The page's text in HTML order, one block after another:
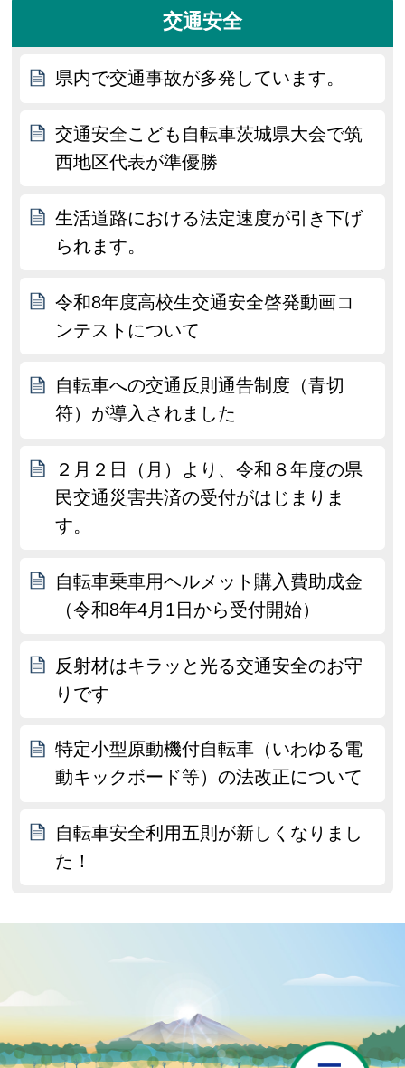
交通安全
県内で交通事故が多発しています。
交通安全こども自転車茨城県大会で筑
西地区代表が準優勝
生活道路における法定速度が引き下げ
られます。
令和8年度高校生交通安全啓発動画コ
ンテストについて
自転車への交通反則通告制度（青切
符）が導入されました
２月２日（月）より、令和８年度の県
民交通災害共済の受付がはじまりま
す。
自転車乗車用ヘルメット購入費助成金
（令和8年4月1日から受付開始）
反射材はキラッと光る交通安全のお守
りです
特定小型原動機付自転車（いわゆる電
動キックボード等）の法改正について
自転車安全利用五則が新しくなりまし
た！